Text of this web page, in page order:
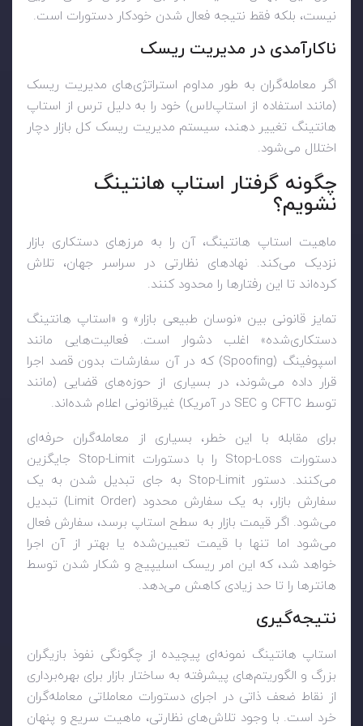
نیست، بلکه فقط نتیجه فعال شدن خودکار دستورات است.
ناکارآمدی در مدیریت ریسک
اگر معامله‌گران به طور مداوم استراتژی‌های مدیریت ریسک
(مانند استفاده از استاپ‌لاس) خود را به دلیل ترس از استاپ
هانتینگ تغییر دهند، سیستم مدیریت ریسک کل بازار دچار
اختلال می‌شود.
چگونه گرفتار استاپ هانتینگ
نشویم؟
ماهیت استاپ هانتینگ، آن را به مرزهای دستکاری بازار
نزدیک می‌کند. نهادهای نظارتی در سراسر جهان، تلاش
کرده‌اند تا این رفتارها را محدود کنند.
تمایز قانونی بین «نوسان طبیعی بازار» و «استاپ هانتینگ
دستکاری‌شده» اغلب دشوار است. فعالیت‌هایی مانند
اسپوفینگ (Spoofing) که در آن سفارشات بدون قصد اجرا
قرار داده می‌شوند، در بسیاری از حوزه‌های قضایی (مانند
توسط CFTC و SEC در آمریکا) غیرقانونی اعلام شده‌اند.
برای مقابله با این خطر، بسیاری از معامله‌گران حرفه‌ای
دستورات Stop-Loss را با دستوراتStop-Limit جایگزین
می‌کنند. دستورStop-Limit به جای تبدیل شدن به یک
سفارش بازار، به یک سفارش محدود (Limit Order) تبدیل
می‌شود. اگر قیمت بازار به سطح استاپ برسد، سفارش فعال
می‌شود اما تنها با قیمت تعیین‌شده یا بهتر از آن اجرا
خواهد شد، که این امر ریسک اسلیپیج و شکار شدن توسط
هانترها را تا حد زیادی کاهش می‌دهد.
نتیجه‌گیری
استاپ هانتینگ نمونه‌ای پیچیده از چگونگی نفوذ بازیگران
بزرگ و الگوریتم‌های پیشرفته به ساختار بازار برای بهره‌برداری
از نقاط ضعف ذاتی در اجرای دستورات معاملاتی معامله‌گران
خرد است. با وجود تلاش‌های نظارتی، ماهیت سریع و پنهان